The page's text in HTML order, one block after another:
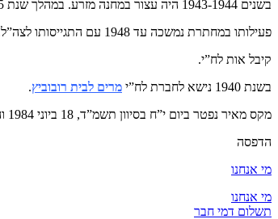
בשנים 1943-1944 היה עצור במחנה מזרע. במהלך שנת 1945 היה עצור בלטרון ולאחר מכן שהה במאסר בית משקיעה עד זריחה כולל התייצבות פעמיים ביום.
פעילותו במחתרת נמשכה עד 1948 עם התגייסותו לצה”ל.
קיבל אות לח”י.
בשנת 1940 נישא לחברת לח”י
מרים לבית רובוביץ.
מקס מאיר נפטר ביום י”ח בסיוון תשמ”ד, 18 ביוני 1984 והובא למנוחות בבית העלמין קריית שאול בתל אביב.
הדפסה
מי אנחנו
מי אנחנו
תשלום דמי חבר